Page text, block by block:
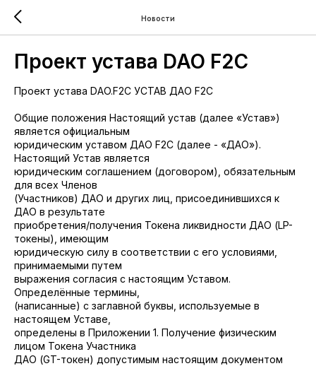
Новости
Проект устава DAO F2C
Проект устава DAO.F2C УСТАВ ДАО F2C
Общие положения Настоящий устав (далее «Устав»)
является официальным
юридическим уставом ДАО F2C (далее - «ДАО»).
Настоящий Устав является
юридическим соглашением (договором), обязательным
для всех Членов
(Участников) ДАО и других лиц, присоединившихся к
ДАО в результате
приобретения/получения Токена ликвидности ДАО (LP-
токены), имеющим
юридическую силу в соответствии с его условиями,
принимаемыми путем
выражения согласия с настоящим Уставом.
Определённые термины,
(написанные) с заглавной буквы, используемые в
настоящем Уставе,
определены в Приложении 1. Получение физическим
лицом Токена Участника
ДАО (GT-токен) допустимым настоящим документом